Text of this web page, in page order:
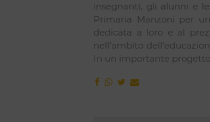
insegnanti, gli alunni e
Primaria Manzoni per
dedicata a loro e al
nell’ambito
In un importante